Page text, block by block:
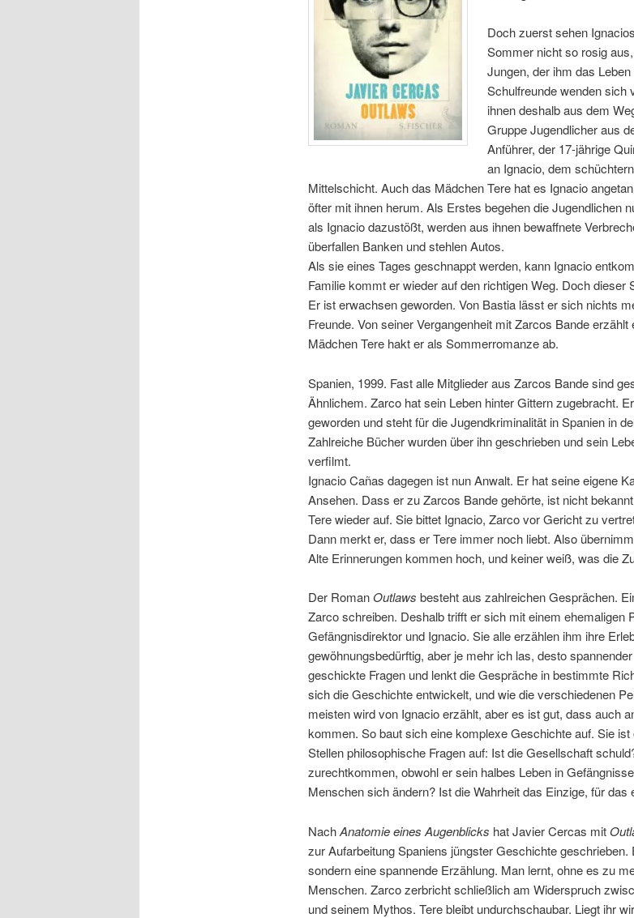
Doch zuerst sehen
Sommer nicht so rosig
Jungen, der ihm das
Schulfreunde wenden sich
ihnen deshalb aus dem
Gruppe Jugendlicher aus
Anführer, der 17-jährige
an Ignacio, dem
Mittelschicht. Auch das Mädchen Tere hat es Ignacio
öfter mit ihnen herum. Als Erstes begehen die Jugendlichen
als Ignacio dazustößt, werden aus ihnen bewaffnete
überfallen Banken und stehlen Autos.
Als sie eines Tages geschnappt werden, kann Ignacio
Familie kommt er wieder auf den richtigen Weg. Doch dieser
Er ist erwachsen geworden. Von Bastia lässt er sich nichts
Freunde. Von seiner Vergangenheit mit Zarcos Bande erzählt
Mädchen Tere hakt er als Sommerromanze ab.
Spanien, 1999. Fast alle Mitglieder aus Zarcos Bande sind
Ähnlichem. Zarco hat sein Leben hinter Gittern zugebracht.
geworden und steht für die Jugendkriminalität in Spanien in
Zahlreiche Bücher wurden über ihn geschrieben und sein
verfilmt.
Ignacio Cañas dagegen ist nun Anwalt. Er hat seine eigene
Ansehen. Dass er zu Zarcos Bande gehörte, ist nicht
Tere wieder auf. Sie bittet Ignacio, Zarco vor Gericht zu
Dann merkt er, dass er Tere immer noch liebt. Also
Alte Erinnerungen kommen hoch, und keiner weiß, was die
Der Roman Outlaws besteht aus zahlreichen Gesprächen.
Zarco schreiben. Deshalb trifft er sich mit einem ehemaligen
Gefängnisdirektor und Ignacio. Sie alle erzählen ihm ihre
gewöhnungsbedürftig, aber je mehr ich las, desto
geschickte Fragen und lenkt die Gespräche in bestimmte
sich die Geschichte entwickelt, und wie die verschiedenen
meisten wird von Ignacio erzählt, aber es ist gut, dass auch
kommen. So baut sich eine komplexe Geschichte auf. Sie
Stellen philosophische Fragen auf: Ist die Gesellschaft
zurechtkommen, obwohl er sein halbes Leben in
Menschen sich ändern? Ist die Wahrheit das Einzige, für das
NachAnatomie eines Augenblicks hat Javier Cercas mit
zur Aufarbeitung Spaniens jüngster Geschichte
sondern eine spannende Erzählung. Man lernt, ohne es zu
Menschen. Zarco zerbricht schließlich am Widerspruch
und seinem Mythos. Tere bleibt undurchschaubar. Liegt ihr